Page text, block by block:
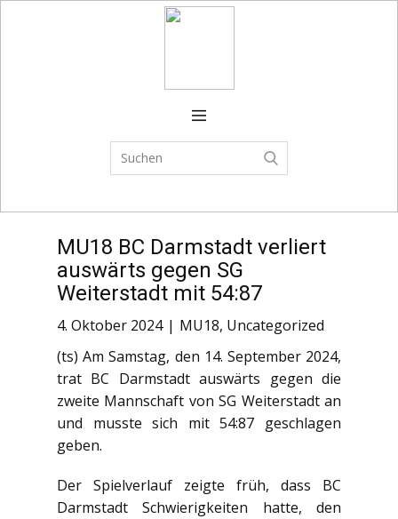
Spielplan
Trainingszeiten
Spielbetrieb
CAMPS
News
MU18 BC Darmstadt verliert
auswärts gegen SG
Weiterstadt mit 54:87
4. Oktober 2024 MU18, Uncategorized
(ts) Am Samstag, den 14. September 2024,
trat BC Darmstadt auswärts gegen die
zweite Mannschaft von SG Weiterstadt an
und musste sich mit 54:87 geschlagen
geben.
Der Spielverlauf zeigte früh, dass BC
Darmstadt Schwierigkeiten hatte, den